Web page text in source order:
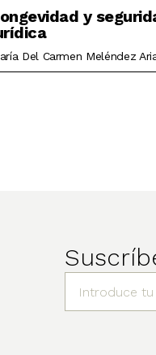
y
Del Carmen Meléndez